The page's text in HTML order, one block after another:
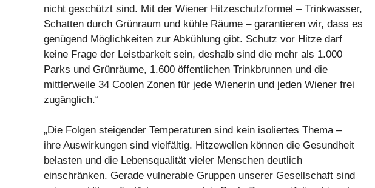
nicht geschützt sind. Mit der Wiener Hitzeschutzformel – Trinkwasser,
Schatten durch Grünraum und kühle Räume – garantieren wir, dass es
genügend Möglichkeiten zur Abkühlung gibt. Schutz vor Hitze darf
keine Frage der Leistbarkeit sein, deshalb sind die mehr als 1.000
Parks und Grünräume, 1.600 öffentlichen Trinkbrunnen und die
mittlerweile 34 Coolen Zonen für jede Wienerin und jeden Wiener frei
zugänglich.“
„Die Folgen steigender Temperaturen sind kein isoliertes Thema –
ihre Auswirkungen sind vielfältig. Hitzewellen können die Gesundheit
belasten und die Lebensqualität vieler Menschen deutlich
einschränken. Gerade vulnerable Gruppen unserer Gesellschaft sind